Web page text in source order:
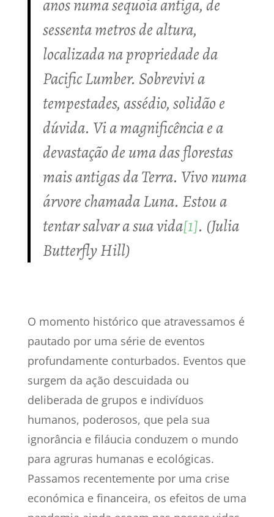
anos numa sequoia antiga, de
sessenta metros de altura,
localizada na propriedade da
Pacific Lumber. Sobrevivi a
tempestades, assédio, solidão e
dúvida. Vi a magnificência e a
devastação de uma das florestas
mais antigas da Terra. Vivo numa
árvore chamada Luna. Estou a
tentar salvar a sua vida[1]. (Julia
Butterfly Hill)
O momento histórico que atravessamos é
pautado por uma série de eventos
profundamente conturbados. Eventos que
surgem da ação descuidada ou
deliberada de grupos e indivíduos
humanos, poderosos, que pela sua
ignorância e filáucia conduzem o mundo
para agruras humanas e ecológicas.
Passamos recentemente por uma crise
económica e financeira, os efeitos de uma